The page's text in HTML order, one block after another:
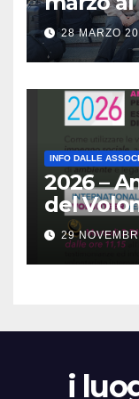
Brescia :
mente
28 MARZO
INFO DALLE
2026 –
del
29
i